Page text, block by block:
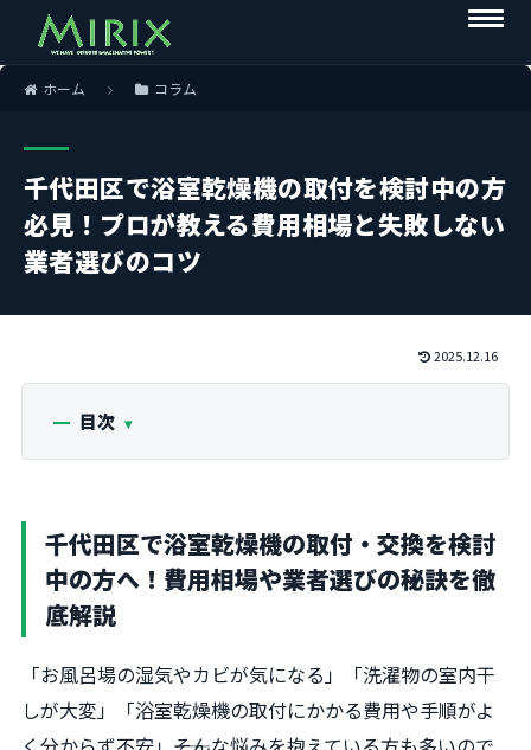
ホーム コラム
千代田区で浴室乾燥機の取付を検討中の方
必見！プロが教える費用相場と失敗しない
業者選びのコツ
2025.12.16
目次
千代田区で浴室乾燥機の取付・交換を検討
中の方へ！費用相場や業者選びの秘訣を徹
底解説
「お風呂場の湿気やカビが気になる」「洗濯物の室内干
しが大変」「浴室乾燥機の取付にかかる費用や手順がよ